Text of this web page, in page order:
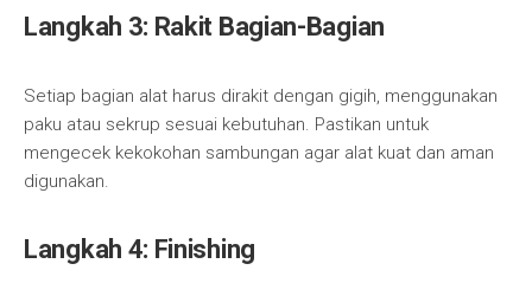
Langkah 3: Rakit Bagian-Bagian
Setiap bagian alat harus dirakit dengan gigih, menggunakan
paku atau sekrup sesuai kebutuhan. Pastikan untuk
mengecek kekokohan sambungan agar alat kuat dan aman
digunakan.
Langkah 4: Finishing